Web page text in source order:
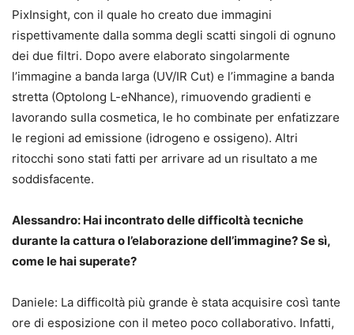
PixInsight, con il quale ho creato due immagini
rispettivamente dalla somma degli scatti singoli di ognuno
dei due filtri. Dopo avere elaborato singolarmente
l’immagine a banda larga (UV/IR Cut) e l’immagine a banda
stretta (Optolong L-eNhance), rimuovendo gradienti e
lavorando sulla cosmetica, le ho combinate per enfatizzare
le regioni ad emissione (idrogeno e ossigeno). Altri
ritocchi sono stati fatti per arrivare ad un risultato a me
soddisfacente.
Alessandro: Hai incontrato delle difficoltà tecniche
durante la cattura o l’elaborazione dell’immagine? Se sì,
come le hai superate?
Daniele: La difficoltà più grande è stata acquisire così tante
ore di esposizione con il meteo poco collaborativo. Infatti,